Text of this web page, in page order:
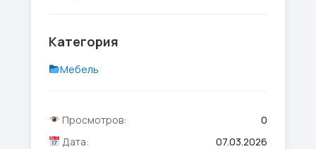
Категория
Мебель
Просмотров:
0
Дата:
07.03.2026